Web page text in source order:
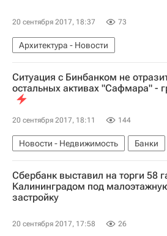
20 сентября 2017, 18:37 73
Архитектура - Новости
Новости - Недвижимость
Москва
Архитектура
Мосгорнаследие
Россия
Ситуация с Бинбанком не
остальных активах "Сафмара" -
20 сентября 2017, 18:11 144
Новости - Недвижимость Банки
Бинбанк
Сафмар
ГК "А101"
Санация банков в РФ и рынок
Ипотека
Сбербанк выставил на торги 58
Калининградом под
застройку
20 сентября 2017, 17:58 26